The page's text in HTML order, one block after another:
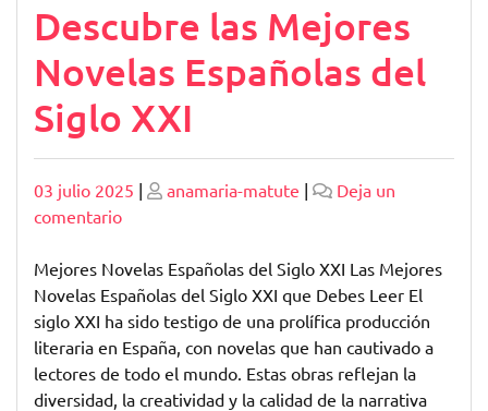
Descubre las Mejores
Novelas Españolas del
Siglo XXI
Publicado
03 julio 2025 | Publicado
anamaria-matute |
Deja un
comentarioen
las
Mejores
Novelas
Españolas
del
Siglo
Mejores Novelas Españolas del Siglo XXI Las Mejores
Novelas Españolas del Siglo XXI que Debes Leer El
siglo XXI ha sido testigo de una prolífica producción
literaria en España, con novelas que han cautivado a
lectores de todo el mundo. Estas obras reflejan la
diversidad, la creatividad y la calidad de la narrativa